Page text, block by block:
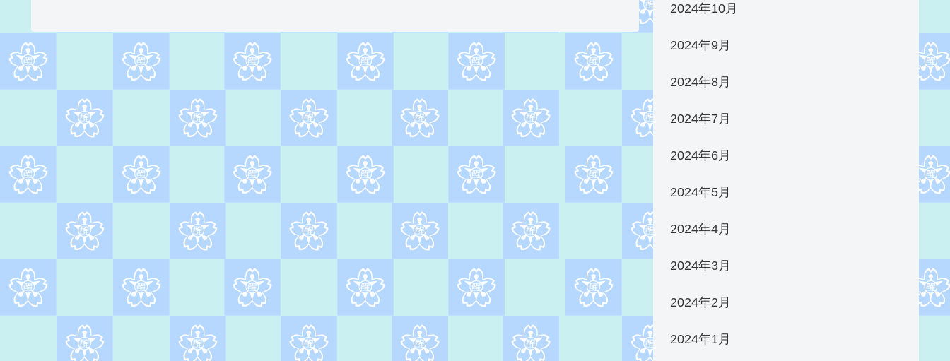
2024年10月
2024年9月
2024年8月
2024年7月
2024年6月
2024年5月
2024年4月
2024年3月
2024年2月
2024年1月